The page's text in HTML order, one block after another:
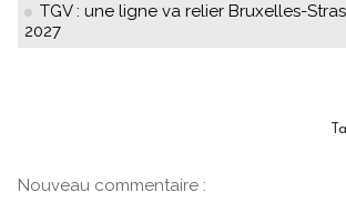
TGV : une ligne va relier Bruxelles-
2027
Nouveau commentaire :